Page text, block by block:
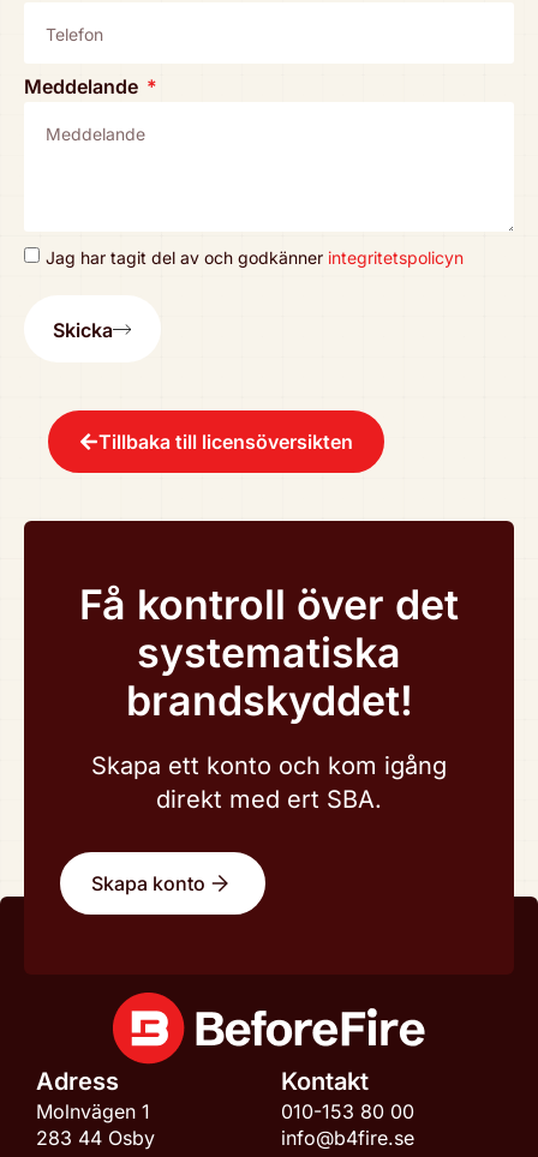
Med­de­lan­de
Jag har tagit del av och godkänner integri­tets­po­li­cyn
Skicka
Tillbaka till licen­sö­ver­sik­ten
Få kontroll över det
systematiska
brandskyddet!
Skapa ett konto och kom igång
direkt med ert SBA.
Skapa konto
Adress
Molnvägen 1
283 44 Osby
Kontakt
010-153 80 00
info@b4fire.se